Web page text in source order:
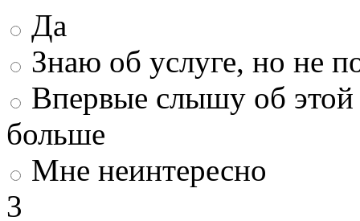
Да
Знаю об услуге, но не
Впервые слышу об этой
больше
Мне неинтересно
3